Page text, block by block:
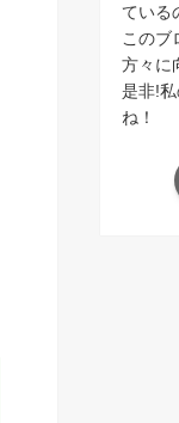
ている
このブ
方々に
是非!
ね！